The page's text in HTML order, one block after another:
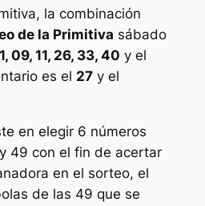
la combinación
de la Primitiva sábado
09, 11, 26, 33, 40 y el
es el 27y el
en elegir 6 números
49 con el fin de acertar
en el sorteo, el
de las 49 que se